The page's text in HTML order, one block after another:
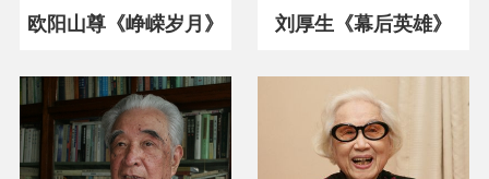
欧阳山尊《峥嵘岁月》 刘厚生《幕后英雄》